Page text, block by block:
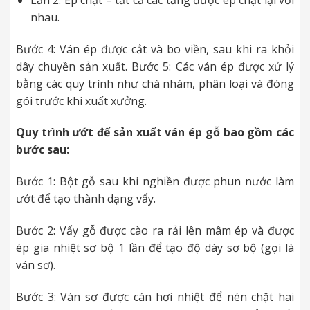
nhau.
Bước 4: Ván ép được cắt và bo viền, sau khi ra khỏi
dây chuyền sản xuất. Bước 5: Các ván ép được xử lý
bằng các quy trình như chà nhám, phân loại và đóng
gói trước khi xuất xưởng.
Quy trình ướt để sản xuất ván ép gỗ bao gồm các
bước sau:
Bước 1: Bột gỗ sau khi nghiền được phun nước làm
ướt để tạo thành dạng vẩy.
Bước 2: Vẩy gỗ được cào ra rải lên mâm ép và được
ép gia nhiệt sơ bộ 1 lần để tạo độ dày sơ bộ (gọi là
ván sơ).
Bước 3: Ván sơ được cán hơi nhiệt để nén chặt hai